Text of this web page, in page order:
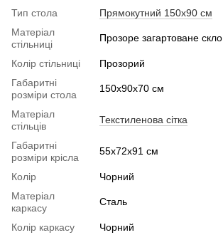
Тип стола
Прямокутний 150х90 см
Матеріал
стільниці
Прозоре загартоване скло
Колір стільниці
Прозорий
Габаритні
розміри стола
150x90x70 см
Матеріал
стільців
Текстиленова сітка
Габаритні
розміри крісла
55х72х91 см
Колір
Чорний
Матеріал
каркасу
Сталь
Колір каркасу
Чорний